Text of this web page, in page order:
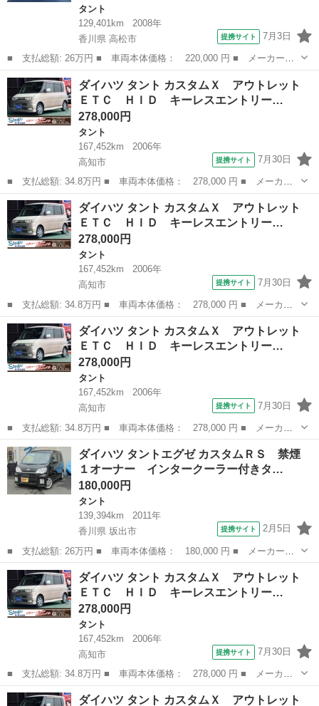
タント
129,401km
2008年
香川県 高松市
提携サイト 7月3日
■ 支払総額: 26万円 ■ 車両本体価格： 220,000 円 ■ メーカー
名： ダイハツ ■ 車種名： タント ■ グレード名： カスタムＸ
リミテッド 純正ナビ ＣＤ テレビ スマートキー 左側パワース
ライドドア ＥＴ...
香川 高松市 タント
ダイハツ タント カスタムＸ アウトレット
ＥＴＣ ＨＩＤ キーレスエントリー…
278,000円
タント
167,452km
2006年
高知市
提携サイト 7月30日
■ 支払総額: 34.8万円 ■ 車両本体価格： 278,000 円 ■ メーカー
名： ダイハツ ■ 車種名： タント ■ グレード名： カスタム
Ｘ アウトレット ＥＴＣ ＨＩＤ キーレスエントリー 電動格納
ミラー ベンチ...
高知 高知市 タント ベンチシート
ダイハツ タント カスタムＸ アウトレット
ＥＴＣ ＨＩＤ キーレスエントリー…
278,000円
タント
167,452km
2006年
高知市
提携サイト 7月30日
■ 支払総額: 34.8万円 ■ 車両本体価格： 278,000 円 ■ メーカー
名： ダイハツ ■ 車種名： タント ■ グレード名： カスタム
Ｘ アウトレット ＥＴＣ ＨＩＤ キーレスエントリー 電動格納
ミラー ベンチ...
高知 高知市 タント ベンチシート
ダイハツ タント カスタムＸ アウトレット
ＥＴＣ ＨＩＤ キーレスエントリー…
278,000円
タント
167,452km
2006年
高知市
提携サイト 7月30日
■ 支払総額: 34.8万円 ■ 車両本体価格： 278,000 円 ■ メーカー
名： ダイハツ ■ 車種名： タント ■ グレード名： カスタム
Ｘ アウトレット ＥＴＣ ＨＩＤ キーレスエントリー 電動格納
ミラー ベンチ...
高知 高知市 タント ベンチシート
ダイハツ タントエグゼ カスタムＲＳ 禁煙
１オーナー インタークーラー付きタ…
180,000円
タント
139,394km
2011年
香川県 坂出市
提携サイト 2月5日
■ 支払総額: 26万円 ■ 車両本体価格： 180,000 円 ■ メーカー
名： ダイハツ ■ 車種名： タントエグゼ ■ グレード名： カス
タムＲＳ 禁煙 １オーナー インタークーラー付きターボ 純ＨＩ
Ｄヘッドライト ...
香川 坂出市 タント
ダイハツ タント カスタムＸ アウトレット
ＥＴＣ ＨＩＤ キーレスエントリー…
278,000円
タント
167,452km
2006年
高知市
提携サイト 7月30日
■ 支払総額: 34.8万円 ■ 車両本体価格： 278,000 円 ■ メーカー
名： ダイハツ ■ 車種名： タント ■ グレード名： カスタム
Ｘ アウトレット ＥＴＣ ＨＩＤ キーレスエントリー 電動格納
高知 高知市 タント ベンチシート
ダイハツ タント カスタムＸ アウトレット